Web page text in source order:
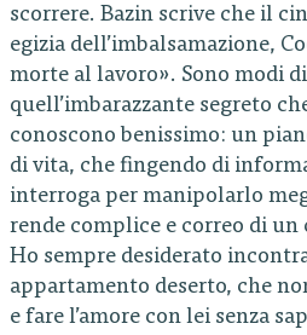
scorrere. Bazin scrive che il
egizia dell’imbalsamazione,
morte al lavoro». Sono modi
quell’imbarazzante segreto
conoscono benissimo: un
di vita, che fingendo di
interroga per manipolarlo
rende complice e correo di
Ho sempre desiderato
appartamento deserto, che
e fare l’amore con lei senza